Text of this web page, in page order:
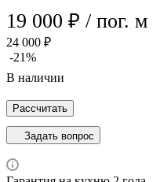
19 000 ₽ / пог. м
24 000 ₽
-21%
В наличии
Рассчитать
Задать вопрос